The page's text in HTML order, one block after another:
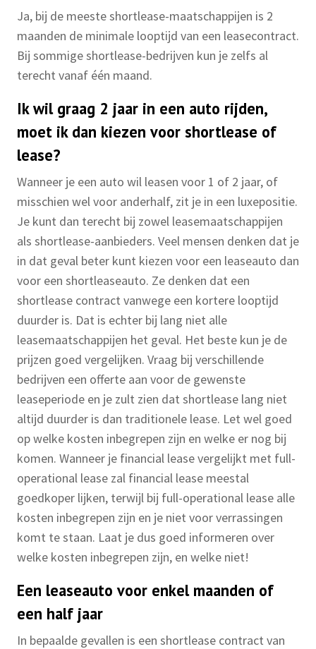
Ja, bij de meeste shortlease-maatschappijen is 2
maanden de minimale looptijd van een leasecontract.
Bij sommige shortlease-bedrijven kun je zelfs al
terecht vanaf één maand.
Ik wil graag 2 jaar in een auto rijden,
moet ik dan kiezen voor shortlease of
lease?
Wanneer je een auto wil leasen voor 1 of 2 jaar, of
misschien wel voor anderhalf, zit je in een luxepositie.
Je kunt dan terecht bij zowel leasemaatschappijen
als shortlease-aanbieders. Veel mensen denken dat je
in dat geval beter kunt kiezen voor een leaseauto dan
voor een shortleaseauto. Ze denken dat een
shortlease contract vanwege een kortere looptijd
duurder is. Dat is echter bij lang niet alle
leasemaatschappijen het geval. Het beste kun je de
prijzen goed vergelijken. Vraag bij verschillende
bedrijven een offerte aan voor de gewenste
leaseperiode en je zult zien dat shortlease lang niet
altijd duurder is dan traditionele lease. Let wel goed
op welke kosten inbegrepen zijn en welke er nog bij
komen. Wanneer je financial lease vergelijkt met full-
operational lease zal financial lease meestal
goedkoper lijken, terwijl bij full-operational lease alle
kosten inbegrepen zijn en je niet voor verrassingen
komt te staan. Laat je dus goed informeren over
welke kosten inbegrepen zijn, en welke niet!
Een leaseauto voor enkel maanden of
een half jaar
In bepaalde gevallen is een shortlease contract van